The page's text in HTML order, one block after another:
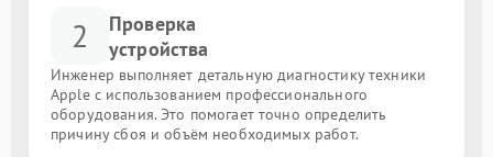
2
Проверка
устройства
Инженер выполняет детальную диагностику техники
Apple с использованием профессионального
оборудования. Это помогает точно определить
причину сбоя и объём необходимых работ.